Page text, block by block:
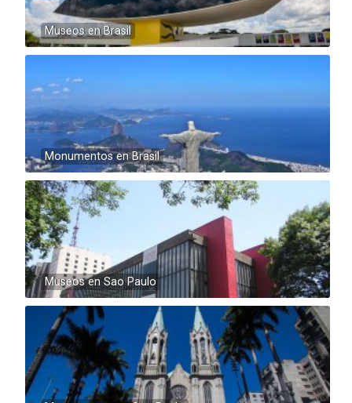
Museos en Brasil
Monumentos en Brasil
Museos en Sao Paulo